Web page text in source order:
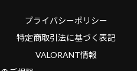
プライバシーポリシー
特定商取引法に基づく表記
VALORANT情報